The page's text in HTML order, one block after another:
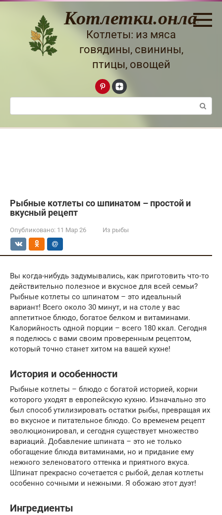
Перейти
Котлетки.онлайн
Котлеты: из мяса
говядины, свинины,
птицы, овощей
Поиск:
Рыбные котлеты со шпинатом – простой и
вкусный рецепт
Опубликовано: 11 Мар 26 Из рыбы
Вы когда-нибудь задумывались, как приготовить что-то
действительно полезное и вкусное для всей семьи?
Рыбные котлеты со шпинатом – это идеальный
вариант! Всего около 30 минут, и на столе у вас
аппетитное блюдо, богатое белком и витаминами.
Калорийность одной порции – всего 180 ккал. Сегодня
я поделюсь с вами своим проверенным рецептом,
который точно станет хитом на вашей кухне!
История и особенности
Рыбные котлеты – блюдо с богатой историей, корни
которого уходят в европейскую кухню. Изначально это
был способ утилизировать остатки рыбы, превращая их
во вкусное и питательное блюдо. Со временем рецепт
эволюционировал, и сегодня существует множество
вариаций. Добавление шпината – это не только
обогащение блюда витаминами, но и придание ему
нежного зеленоватого оттенка и приятного вкуса.
Шпинат прекрасно сочетается с рыбой, делая котлеты
особенно сочными и нежными. Я обожаю этот дуэт!
Ингредиенты